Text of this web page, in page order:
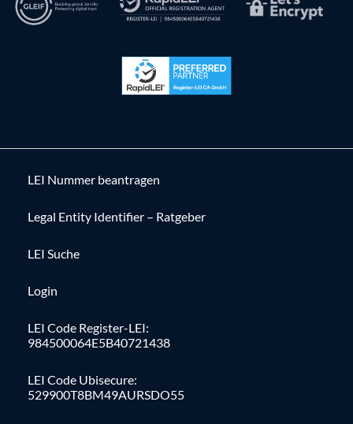
LEI Nummer beantragen
Legal Entity Identifier – Ratgeber
LEI Suche
Login
LEI Code Register-LEI:
984500064E5B40721438
LEI Code Ubisecure:
529900T8BM49AURSDO55